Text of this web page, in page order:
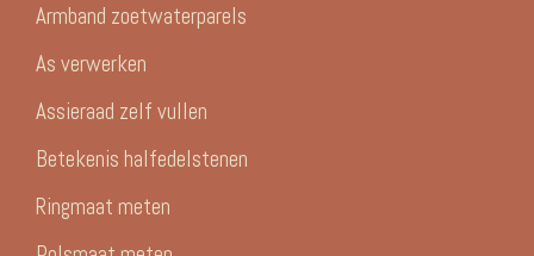
Armband zoetwaterparels
As verwerken
Assieraad zelf vullen
Betekenis halfedelstenen
Ringmaat meten